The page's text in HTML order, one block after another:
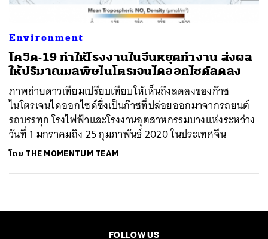
Environment
โควิด-19 ทำให้โรงงานในจีนหยุดทำงาน ส่งผล
ให้ปริมาณมลพิษไนโตรเจนไดออกไซด์ลดลง
ภาพถ่ายดาวเทียมเปรียบเทียบให้เห็นถึงลดลงของก๊าซ
ไนโตรเจนไดออกไซด์ซึ่งเป็นก๊าซที่ปล่อยออกมาจากรถยนต์
รถบรรทุก โรงไฟฟ้าและโรงงานอุตสาหกรรมบางแห่งระหว่าง
วันที่ 1 มกราคมถึง 25 กุมภาพันธ์ 2020 ในประเทศจีน
โดย THE MOMENTUM TEAM
FOLLOW US
TWEET LINE EMAIL